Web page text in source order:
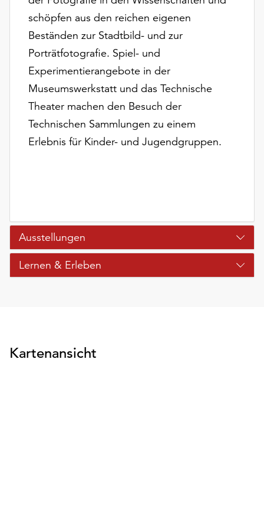
schöpfen aus den reichen eigenen
Beständen zur Stadtbild- und zur
Porträtfotografie. Spiel- und
Experimentierangebote in der
Museumswerkstatt und das Technische
Theater machen den Besuch der
Technischen Sammlungen zu einem
Erlebnis für Kinder- und Jugendgruppen.
Ausstellungen
Lernen & Erleben
Kartenansicht